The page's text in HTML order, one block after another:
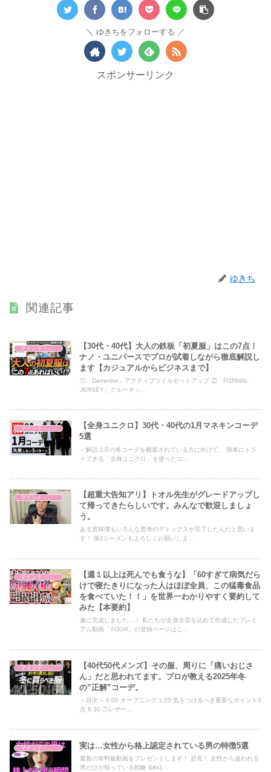
ゆきちをフォローする
スポンサーリンク
ゆきち
関連記事
【30代・40代】大人の鉄板「初夏服」はこの7点！
ナノ・ユニバースでプロが試着しながら徹底解説し
ます【カジュアルからビジネスまで】
①「Damerino」アクティブツイルセットアップ ②「FORMAL
JERSEY」クルーネッ...
【全身ユニクロ】30代・40代の1月マネキンコーデ
5選
✓解説 1月の冬コーデを模索されている方に向けて、 簡単にトラ
イできる「全身ユニクロ」を使ったコ...
【超重大告知アリ】トオル先生がグレードアップし
て帰ってきたらしいです。みんなで歓迎しましょ
う。
ある意味僕もいろんな思考のデトックスが完了したんだと思いま
す！ 第2シーズンもよろしくお願いしま...
マインド・哲学
【週１以上は死んでも食うな】「60すぎて病気だら
けで寝たきりになった人はほぼ全員、この猛毒食品
を食べていた！！」を世界一わかりやすく要約して
みた【本要約】
遂に完成しました…！ 私たちが全身全霊を込めて作成したプレミ
アム動画「YOOR」の登録ページはこ...
マインド・哲学
【40代50代メンズ】その服、周りに「痛いおじさ
ん」だと思われてます。プロが教える2025年冬
の”正解”コーデ。
＜目次＞ 0:00 オープニング 1:25 気をつけるべき重要なポイント2
点 8:30 ①レザー...
マインド・哲学 実は…女性から格上認定されている男の特徴5選
最新の有料級動画をプレゼントします！ 必見！ 女性から追われる
男だけが知っている戦略 &#x1...